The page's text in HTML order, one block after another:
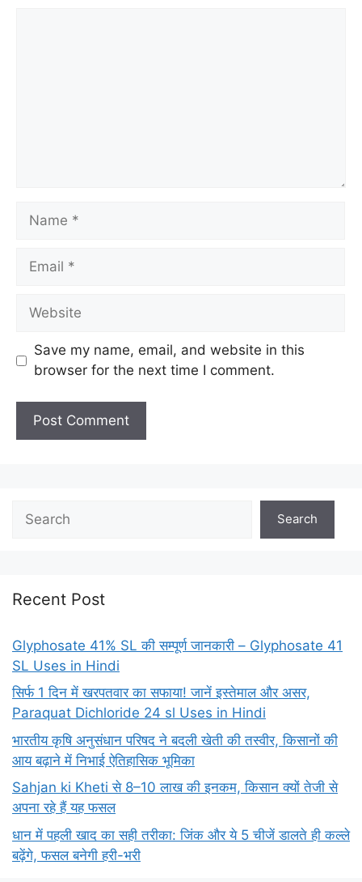
Name
Email
Website
Save my name, email, and website in this
browser for the next time I comment.
Search
Recent Post
Glyphosate 41% SL की सम्पूर्ण जानकारी – Glyphosate 41
SL Uses in Hindi
सिर्फ 1 दिन में खरपतवार का सफाया! जानें इस्तेमाल और असर,
Paraquat Dichloride 24 sl Uses in Hindi
भारतीय कृषि अनुसंधान परिषद ने बदली खेती की तस्वीर, किसानों की
आय बढ़ाने में निभाई ऐतिहासिक भूमिका
Sahjan ki Kheti से 8–10 लाख की इनकम, किसान क्यों तेजी से
अपना रहे हैं यह फसल
धान में पहली खाद का सही तरीका: जिंक और ये 5 चीजें डालते ही कल्ले
बढ़ेंगे, फसल बनेगी हरी-भरी